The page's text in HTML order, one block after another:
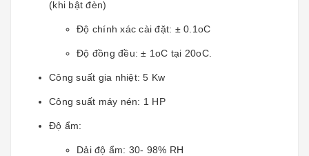
(khi bật đèn)
Độ chính xác cài đặt: ± 0.1oC
Độ đồng đều: ± 1oC tại 20oC.
Công suất gia nhiệt: 5 Kw
Công suất máy nén: 1 HP
Độ ẩm:
Dải độ ẩm: 30- 98% RH